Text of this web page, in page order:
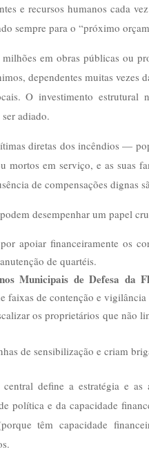
e recursos humanos cada
sempre para o “próximo
em obras públicas ou
dependentes muitas vezes
O investimento estrutural
adiado.
diretas dos incêndios —
mortos em serviço, e as suas
de compensações dignas
desempenhar um papel
apoiar financeiramente os
de quartéis.
Municipais de Defesa da
faixas de contenção e vigilância
os proprietários que não
de sensibilização e criam
define a estratégia e
política e da capacidade
têm capacidade